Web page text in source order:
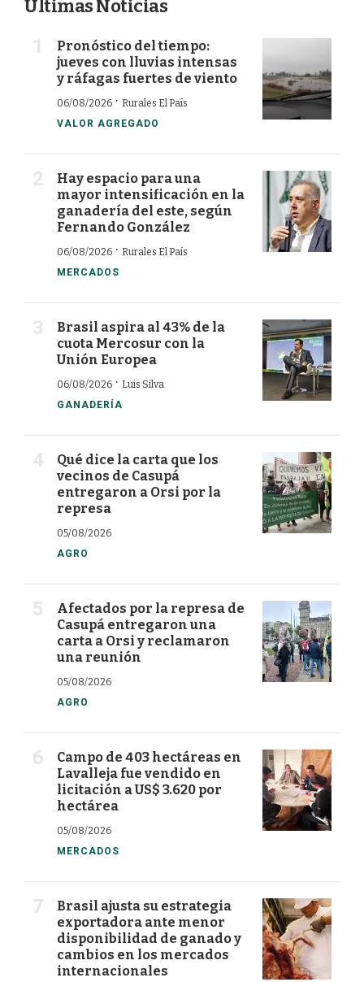
Últimas Noticias
Pronóstico del tiempo:
jueves con lluvias intensas
y ráfagas fuertes de viento
06/08/2026 · Rurales El País
VALOR AGREGADO
Hay espacio para una
mayor intensificación en la
ganadería del este, según
Fernando González
06/08/2026 · Rurales El País
MERCADOS
Brasil aspira al 43% de la
cuota Mercosur con la
Unión Europea
06/08/2026 · Luis Silva
GANADERÍA
Qué dice la carta que los
vecinos de Casupá
entregaron a Orsi por la
represa
05/08/2026
AGRO
Afectados por la represa de
Casupá entregaron una
carta a Orsi y reclamaron
una reunión
05/08/2026
AGRO
Campo de 403 hectáreas en
Lavalleja fue vendido en
licitación a US$ 3.620 por
hectárea
05/08/2026
MERCADOS
Brasil ajusta su estrategia
exportadora ante menor
disponibilidad de ganado y
cambios en los mercados
internacionales